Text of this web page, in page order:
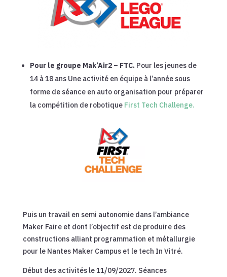
Pour le groupe Mak’Air2 – FTC.Pour les jeunes de
14 à 18 ans Une activité en équipe à l’année sous
forme de séance en auto organisation pour préparer
la compétition de robotique First Tech Challenge.
Puis un travail en semi autonomie dans l’ambiance
Maker Faire et dont l’objectif est de produire des
constructions alliant programmation et métallurgie
pour le Nantes Maker Campus et le tech In Vitré.
Début des activités le 11/09/2027. Séances